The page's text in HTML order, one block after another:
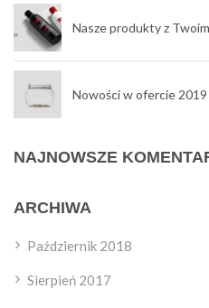
Nasze produkty z
Nowości w ofercie 2019
NAJNOWSZE
ARCHIWA
Październik 2018
Sierpień 2017